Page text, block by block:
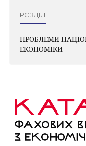
РОЗДІЛ
ПРОБЛЕМИ
ЕКОНОМІКИ